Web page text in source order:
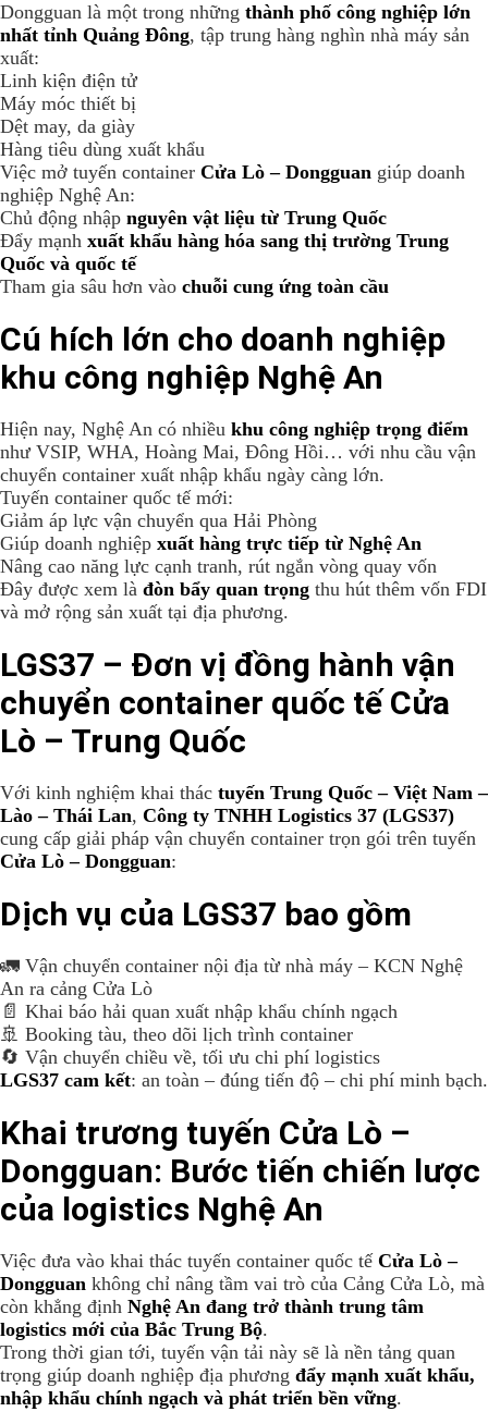
Dongguan là một trong những thành phố công nghiệp lớn
nhất tỉnh Quảng Đông, tập trung hàng nghìn nhà máy sản
xuất:
Linh kiện điện tử
Máy móc thiết bị
Dệt may, da giày
Hàng tiêu dùng xuất khẩu
Việc mở tuyến container Cửa Lò – Dongguan giúp doanh
nghiệp Nghệ An:
Chủ động nhập nguyên vật liệu từ Trung Quốc
Đẩy mạnh xuất khẩu hàng hóa sang thị trường Trung
Quốc và quốc tế
Tham gia sâu hơn vào chuỗi cung ứng toàn cầu
Cú hích lớn cho doanh nghiệp
khu công nghiệp Nghệ An
Hiện nay, Nghệ An có nhiều khu công nghiệp trọng điểm
như VSIP, WHA, Hoàng Mai, Đông Hồi… với nhu cầu vận
chuyển container xuất nhập khẩu ngày càng lớn.
Tuyến container quốc tế mới:
Giảm áp lực vận chuyển qua Hải Phòng
Giúp doanh nghiệp xuất hàng trực tiếp từ Nghệ An
Nâng cao năng lực cạnh tranh, rút ngắn vòng quay vốn
Đây được xem là đòn bẩy quan trọng thu hút thêm vốn FDI
và mở rộng sản xuất tại địa phương.
LGS37 – Đơn vị đồng hành vận
chuyển container quốc tế Cửa
Lò – Trung Quốc
Với kinh nghiệm khai thác tuyến Trung Quốc – Việt Nam –
Lào – Thái Lan, Công ty TNHH Logistics 37 (LGS37)
cung cấp giải pháp vận chuyển container trọn gói trên tuyến
Cửa Lò – Dongguan:
Dịch vụ của LGS37 bao gồm
🚛 Vận chuyển container nội địa từ nhà máy – KCN Nghệ
An ra cảng Cửa Lò
📄 Khai báo hải quan xuất nhập khẩu chính ngạch
🚢 Booking tàu, theo dõi lịch trình container
🔄 Vận chuyển chiều về, tối ưu chi phí logistics
LGS37 cam kết: an toàn – đúng tiến độ – chi phí minh bạch.
Khai trương tuyến Cửa Lò –
Dongguan: Bước tiến chiến lược
của logistics Nghệ An
Việc đưa vào khai thác tuyến container quốc tế Cửa Lò –
Dongguan không chỉ nâng tầm vai trò của Cảng Cửa Lò, mà
còn khẳng định Nghệ An đang trở thành trung tâm
logistics mới của Bắc Trung Bộ.
Trong thời gian tới, tuyến vận tải này sẽ là nền tảng quan
trọng giúp doanh nghiệp địa phương đẩy mạnh xuất khẩu,
nhập khẩu chính ngạch và phát triển bền vững.